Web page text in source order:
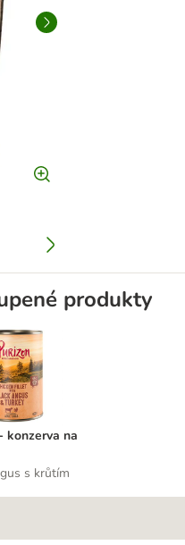
produkty
- konzerva na zkoušku
konzerva na
s krůtím